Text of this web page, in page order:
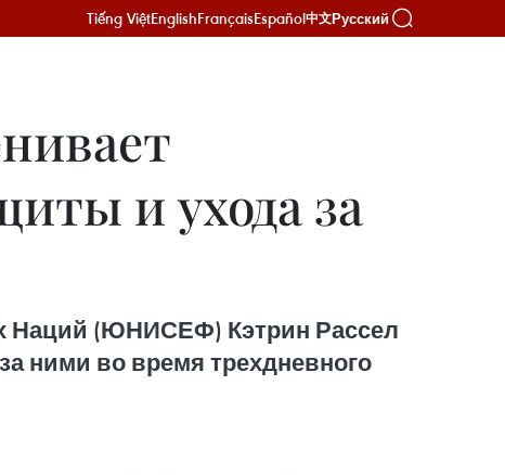
Tiếng ViệtEnglishFrançaisEspañol中文Русский
и ухода за
Наций (ЮНИСЕФ) Кэтрин Рассел
ними во время трехдневного